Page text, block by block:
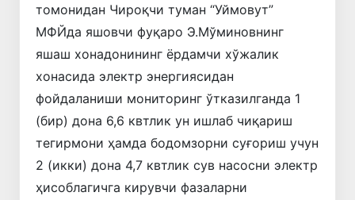
томонидан Чироқчи туман “Уймовут”
МФЙда яшовчи фуқаро Э.Мўминовнинг
яшаш хонадонининг ёрдамчи хўжалик
хонасида электр энергиясидан
фойдаланиши мониторинг ўтказилганда 1
(бир) дона 6,6 квтлик ун ишлаб чиқариш
тегирмони ҳамда бодомзорни суғориш учун
2 (икки) дона 4,7 квтлик сув насосни электр
ҳисоблагичга кирувчи фазаларни